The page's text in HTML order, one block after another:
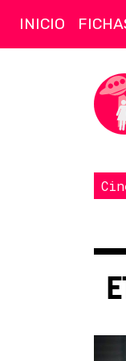
INICIO